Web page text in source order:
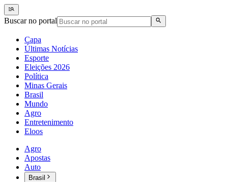
Buscar no portal
Capa
Últimas Notícias
Esporte
Eleições 2026
Política
Minas Gerais
Brasil
Mundo
Agro
Entretenimento
Eloos
Agro
Apostas
Auto
Brasil